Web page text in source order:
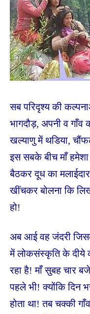
सब परिदृश्य की
भागदौड़, अपनी व गाँव
खल्याणु में थडिया,
इस सबके बीच माँ
बैठकर दूध का
खींचकर बोलना कि
हो!
अब आई वह जंदरी
में लोकसंस्कृति के दीये
रहा है! माँ सुबह चार
पहले भी! क्योंकि दिन
होता था! तब चक्की